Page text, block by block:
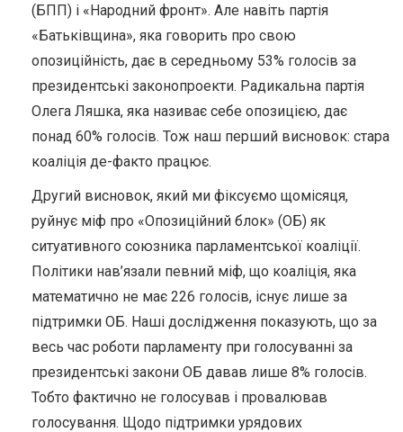
(БПП) і «Народний фронт». Але навіть партія
«Батьківщина», яка говорить про свою
опозиційність, дає в середньому 53% голосів за
президентські законопроекти. Радикальна партія
Олега Ляшка, яка називає себе опозицією, дає
понад 60% голосів. Тож наш перший висновок: стара
коаліція де-факто працює.
Другий висновок, який ми фіксуємо щомісяця,
руйнує міф про «Опозиційний блок» (ОБ) як
ситуативного союзника парламентської коаліції.
Політики нав’язали певний міф, що коаліція, яка
математично не має 226 голосів, існує лише за
підтримки ОБ. Наші дослідження показують, що за
весь час роботи парламенту при голосуванні за
президентські закони ОБ давав лише 8% голосів.
Тобто фактично не голосував і провалював
голосування. Щодо підтримки урядових